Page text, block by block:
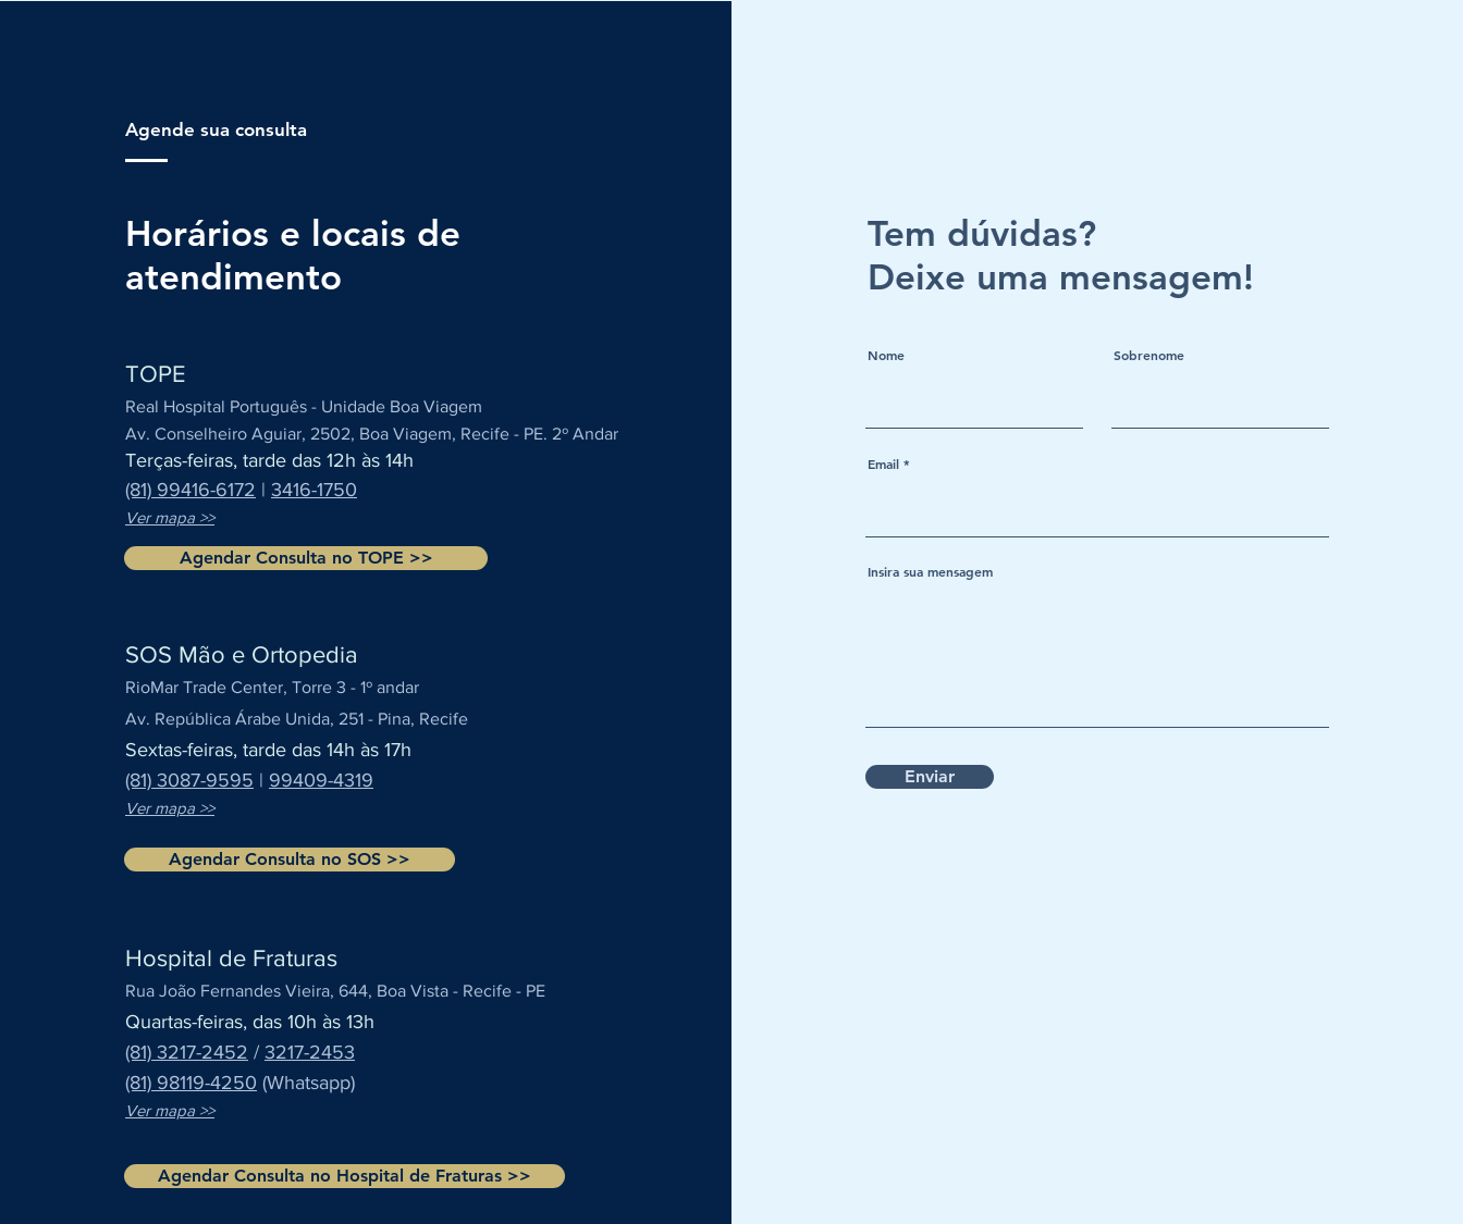
Agende sua consulta
Horários e locais de
atendimento
TOPE
Real Hospital Português - Unidade Boa Viagem
Av. Conselheiro Aguiar, 2502, Boa Viagem, Recife - PE. 2º Andar
Terças-feiras, tarde das 12h às 14h
(81) 99416-6172 | 3416-1750
Ver mapa >>
SOS Mão e Ortopedia
RioMar Trade Center, Torre 3 - 1º andar
Av. República Árabe Unida, 251 - Pina, Recife
Sextas-feiras, tarde das 14h às 17h
(81) 3087-9595 | 99409-4319
Ver mapa >>
Hospital de Fraturas
Rua João Fernandes Vieira, 644, Boa Vista - Recife - PE
Quartas-feiras, das 10h às 13h
(81) 3217-2452 / 3217-2453
(81) 98119-4250 (Whatsapp)
Ver mapa >>
Agendar Consulta no TOPE >>
Agendar Consulta no SOS >>
Agendar Consulta no Hospital de Fraturas >>
Tem dúvidas?
Deixe uma mensagem!
Nome Sobrenome
Email
Insira sua mensagem
Enviar